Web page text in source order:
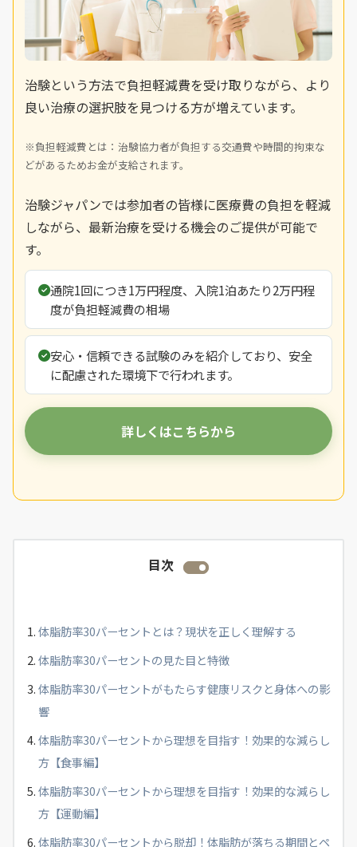
治験という方法で負担軽減費を受け取りながら、より
良い治療の選択肢を見つける方が増えています。
※負担軽減費とは：治験協力者が負担する交通費や時間的拘束な
どがあるためお金が支給されます。
治験ジャパンでは参加者の皆様に医療費の負担を軽減
しながら、最新治療を受ける機会のご提供が可能で
す。
通院1回につき1万円程度、入院1泊あたり2万円程
度が負担軽減費の相場
安心・信頼できる試験のみを紹介しており、安全
に配慮された環境下で行われます。
詳しくはこちらから
目次
体脂肪率30パーセントとは？現状を正しく理解する
体脂肪率30パーセントの見た目と特徴
体脂肪率30パーセントがもたらす健康リスクと身体への影
響
体脂肪率30パーセントから理想を目指す！効果的な減らし
方【食事編】
体脂肪率30パーセントから理想を目指す！効果的な減らし
方【運動編】
体脂肪率30パーセントから脱却！体脂肪が落ちる期間とペ